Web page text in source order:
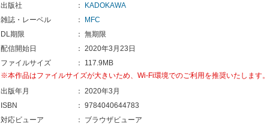
出版社
：
KADOKAWA
雑誌・レーベル
：
MFC
DL期限
： 無期限
配信開始日
： 2020年3月23日
ファイルサイズ
：
117.9MB
※本作品はファイルサイズが大きいため、Wi-Fi環境でのご利用を推奨いたします。
出版年月
： 2020年3月
ISBN
： 9784040644783
対応ビューア
： ブラウザビューア